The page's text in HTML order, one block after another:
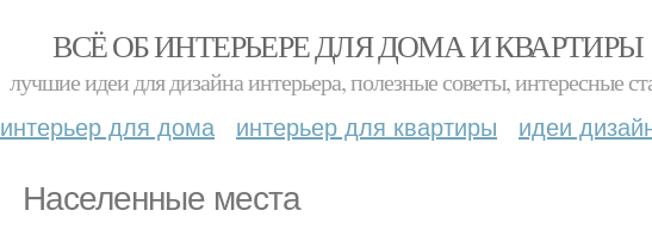
ВСЁ ОБ ИНТЕРЬЕРЕ ДЛЯ ДОМА И КВАРТИРЫ
лучшие идеи для дизайна интерьера, полезные советы, интересные
интерьер для дома интерьер для квартиры идеи
Населенные места